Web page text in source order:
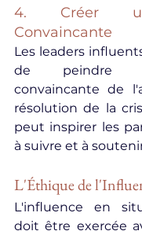
4. Créer
Convaincante
Les leaders
de peindre
convaincante de
résolution de la
peut inspirer les
à suivre et à
L'Éthique de
L'influence en
doit être exercée